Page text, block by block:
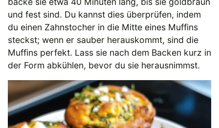
und fest sind. Du kannst dies überprüfen, indem
du einen Zahnstocher in die Mitte eines Muffins
steckst; wenn er sauber herauskommt, sind die
Muffins perfekt. Lass sie nach dem Backen kurz in
der Form abkühlen, bevor du sie herausnimmst.